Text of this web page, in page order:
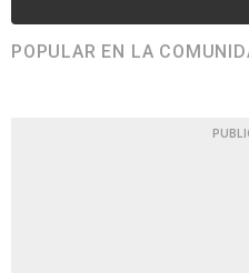
POPULAR EN LA